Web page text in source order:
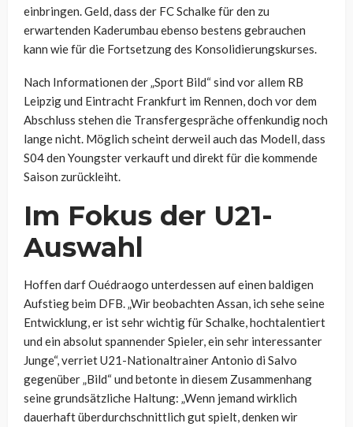
einbringen. Geld, dass der FC Schalke für den zu
erwartenden Kaderumbau ebenso bestens gebrauchen
kann wie für die Fortsetzung des Konsolidierungskurses.
Nach Informationen der „Sport Bild“ sind vor allem RB
Leipzig und Eintracht Frankfurt im Rennen, doch vor dem
Abschluss stehen die Transfergespräche offenkundig noch
lange nicht. Möglich scheint derweil auch das Modell, dass
S04 den Youngster verkauft und direkt für die kommende
Saison zurückleiht.
Im Fokus der U21-
Auswahl
Hoffen darf Ouédraogo unterdessen auf einen baldigen
Aufstieg beim DFB. „Wir beobachten Assan, ich sehe seine
Entwicklung, er ist sehr wichtig für Schalke, hochtalentiert
und ein absolut spannender Spieler, ein sehr interessanter
Junge“, verriet U21-Nationaltrainer Antonio di Salvo
gegenüber „Bild“ und betonte in diesem Zusammenhang
seine grundsätzliche Haltung: „Wenn jemand wirklich
dauerhaft überdurchschnittlich gut spielt, denken wir